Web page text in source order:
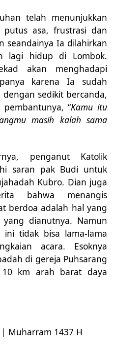
telah menunjukkan
asa, frustrasi dan
seandainya Ia dilahirkan
lagi hidup di Lombok.
akan menghadapi
karena Ia sudah
sedikit bercanda,
“Kamu itu
masih kalah sama
penganut Katolik
saran pak Budi untuk
Kubro. Dian juga
bahwa menangis
berdoa adalah hal yang
dianutnya. Namun
tidak bisa lama-lama
acara. Esoknya
di gereja Puhsarang
10 km arah barat daya
| Muharram 1437 H